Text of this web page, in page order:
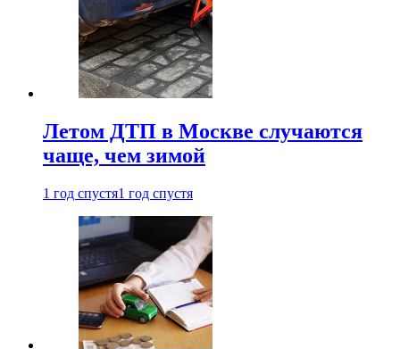
Летом ДТП в Москве случаются
чаще, чем зимой
1 год спустя1 год спустя